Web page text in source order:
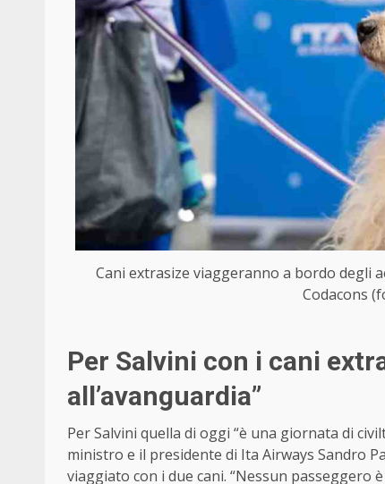
Cani extrasize viaggeranno a bordo degli
Codacons
Per Salvini con i cani
all’avanguardia”
Per Salvini quella di oggi “è una giornata di
ministro e il presidente di Ita Airways Sandro
viaggiato con i due cani. “Nessun